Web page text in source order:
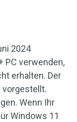
2024
PC verwenden,
erhalten. Der
vorgestellt.
Wenn Ihr
Windows 11